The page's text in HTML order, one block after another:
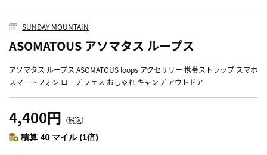
SUNDAY MOUNTAIN
ASOMATOUS アソマタス ループス
アソマタス ループス ASOMATOUS loops アクセサリー 携帯ストラップ スマホ
スマートフォン ロープ フェス おしゃれ キャンプ アウトドア
4,400円 （税込）
積算 40 マイル (1倍)